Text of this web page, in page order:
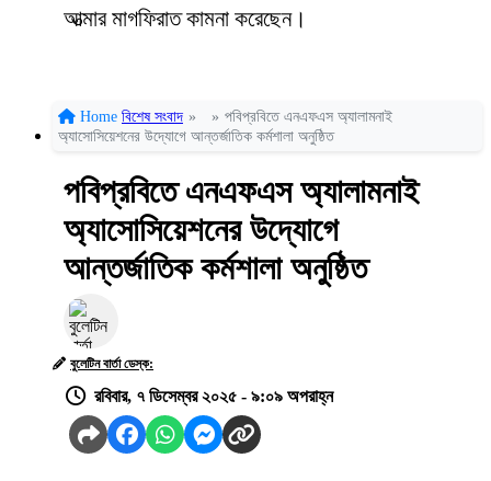
আত্মার মাগফিরাত কামনা করেছেন।
Home বিশেষ সংবাদ » » পবিপ্রবিতে এনএফএস অ্যালামনাই
অ্যাসোসিয়েশনের উদ্যোগে আন্তর্জাতিক কর্মশালা অনুষ্ঠিত
পবিপ্রবিতে এনএফএস অ্যালামনাই
অ্যাসোসিয়েশনের উদ্যোগে
আন্তর্জাতিক কর্মশালা অনুষ্ঠিত
বুলেটিন বার্তা ডেস্ক:
রবিবার, ৭ ডিসেম্বর ২০২৫ - ৯:০৯ অপরাহ্ন